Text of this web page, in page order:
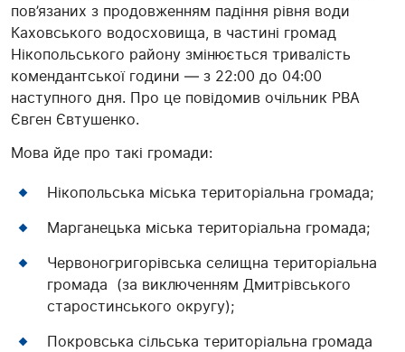
пов’язаних з продовженням падіння рівня води
Каховського водосховища, в частині громад
Нікопольського району змінюється тривалість
комендантської години — з 22:00 до 04:00
наступного дня. Про це повідомив очільник РВА
Євген Євтушенко.
Мова йде про такі громади:
Нікопольська міська територіальна громада;
Марганецька міська територіальна громада;
Червоногригорівська селищна територіальна
громада (за виключенням Дмитрівського
старостинського округу);
Покровська сільська територіальна громада